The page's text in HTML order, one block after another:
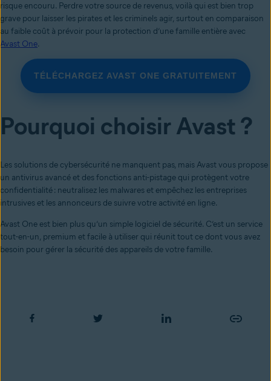
risque encouru. Perdre votre source de revenus, voilà qui est bien trop
grave pour laisser les pirates et les criminels agir, surtout en comparaison
au faible coût à prévoir pour la protection d’une famille entière avec
Avast One.
TÉLÉCHARGEZ AVAST ONE GRATUITEMENT
Pourquoi choisir Avast ?
Les solutions de cybersécurité ne manquent pas, mais Avast vous propose
un antivirus avancé et des fonctions anti-pistage qui protègent votre
confidentialité : neutralisez les malwares et empêchez les entreprises
intrusives et les annonceurs de suivre votre activité en ligne.
Avast One est bien plus qu’un simple logiciel de sécurité. C’est un service
tout-en-un, premium et facile à utiliser qui réunit tout ce dont vous avez
besoin pour gérer la sécurité des appareils de votre famille.